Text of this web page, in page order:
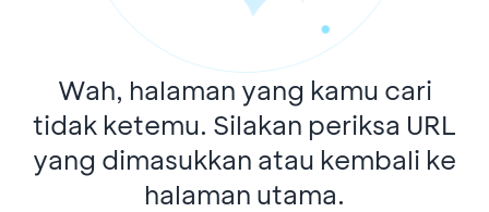
Wah, halaman yang kamu cari
tidak ketemu. Silakan periksa URL
yang dimasukkan atau kembali ke
halaman utama.